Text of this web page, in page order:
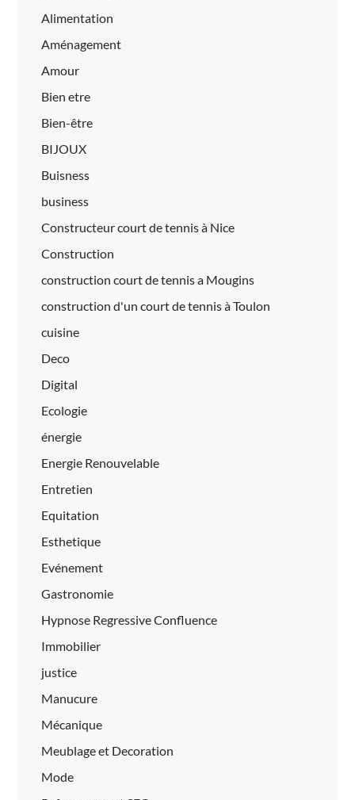
Alimentation
Aménagement
Amour
Bien etre
Bien-être
BIJOUX
Buisness
business
Constructeur court de tennis à Nice
Construction
construction court de tennis a Mougins
construction d'un court de tennis à Toulon
cuisine
Deco
Digital
Ecologie
énergie
Energie Renouvelable
Entretien
Equitation
Esthetique
Evénement
Gastronomie
Hypnose Regressive Confluence
Immobilier
justice
Manucure
Mécanique
Meublage et Decoration
Mode